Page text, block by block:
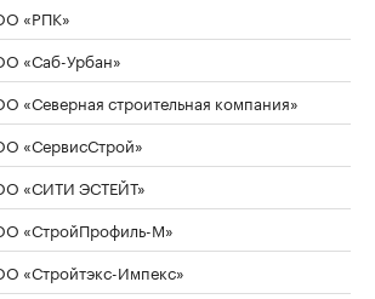
«РПК»
«Саб-Урбан»
«Северная строительная компания»
«СервисСтрой»
«СИТИ ЭСТЕЙТ»
«СтройПрофиль-М»
«Стройтэкс-Импекс»